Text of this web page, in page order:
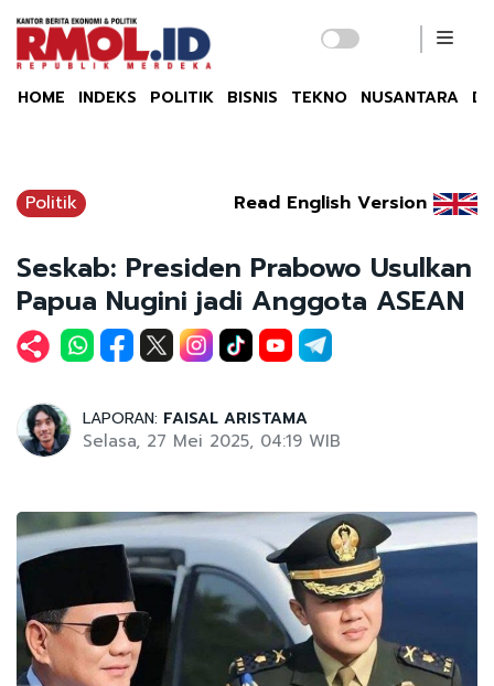
HOME INDEKS POLITIK BISNIS TEKNO NUSANTARA
Politik Read English Version
Seskab: Presiden Prabowo Usulkan
Papua Nugini jadi Anggota ASEAN
LAPORAN: FAISAL ARISTAMA
Selasa, 27 Mei 2025, 04:19 WIB